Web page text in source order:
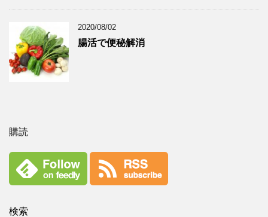
2020/08/02
腸活で便秘解消
購読
検索